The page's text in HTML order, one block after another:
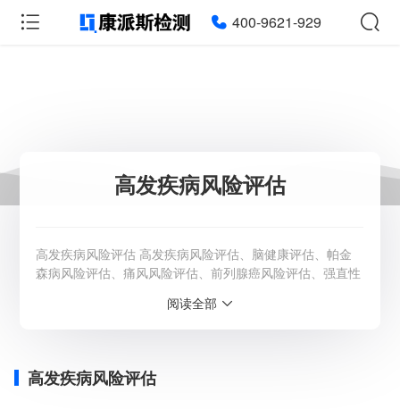
400-9621-929
高发疾病风险评估
高发疾病风险评估 高发疾病风险评估、脑健康评估、帕金
森病风险评估、痛风风险评估、前列腺癌风险评估、强直性
委员会、ISO15191及CAP等法规和标准设立，采用国际知
务。 服务背景 随着人口老龄化日益严重
阅读全部
高发疾病风险评估